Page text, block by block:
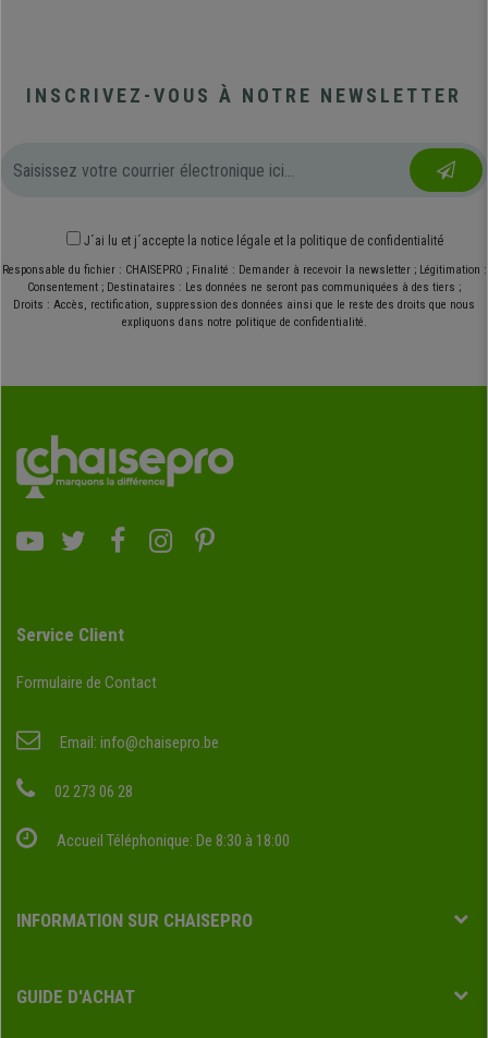
INSCRIVEZ-VOUS À NOTRE NEWSLETTER
J´ai lu et j´accepte la notice légale et la politique de confidentialité
Responsable du fichier : CHAISEPRO ; Finalité : Demander à recevoir la newsletter ; Légitimation :
Consentement ; Destinataires : Les données ne seront pas communiquées à des tiers ;
Droits : Accès, rectification, suppression des données ainsi que le reste des droits que nous
expliquons dans notre politique de confidentialité.
Service Client
Formulaire de Contact
Email: info@chaisepro.be
02 273 06 28
Accueil Téléphonique: De 8:30 à 18:00
INFORMATION SUR CHAISEPRO
GUIDE D'ACHAT